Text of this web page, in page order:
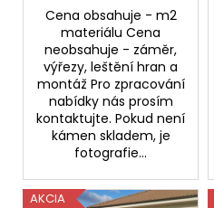
Cena obsahuje - m2
materiálu Cena
neobsahuje - záměr,
výřezy, leštění hran a
montáž Pro zpracování
nabídky nás prosím
kontaktujte. Pokud není
kámen skladem, je
fotografie...
AKCIA
HLEDAT
r